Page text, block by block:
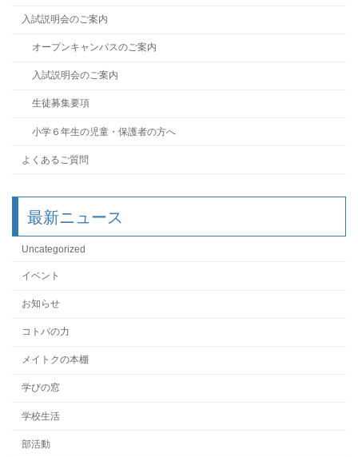
入試説明会のご案内
オープンキャンパスのご案内
入試説明会のご案内
生徒募集要項
小学６年生の児童・保護者の方へ
よくあるご質問
最新ニュース
Uncategorized
イベント
お知らせ
コトバの力
メイトクの本棚
学びの窓
学校生活
部活動